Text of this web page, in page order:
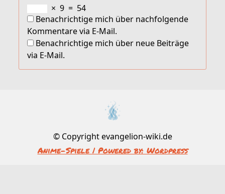
× 9 = 54
Benachrichtige mich über nachfolgende
Kommentare via E-Mail.
Benachrichtige mich über neue Beiträge
via E-Mail.
© Copyright evangelion-wiki.de
Anime-Spiele | Powered by: Wordpress